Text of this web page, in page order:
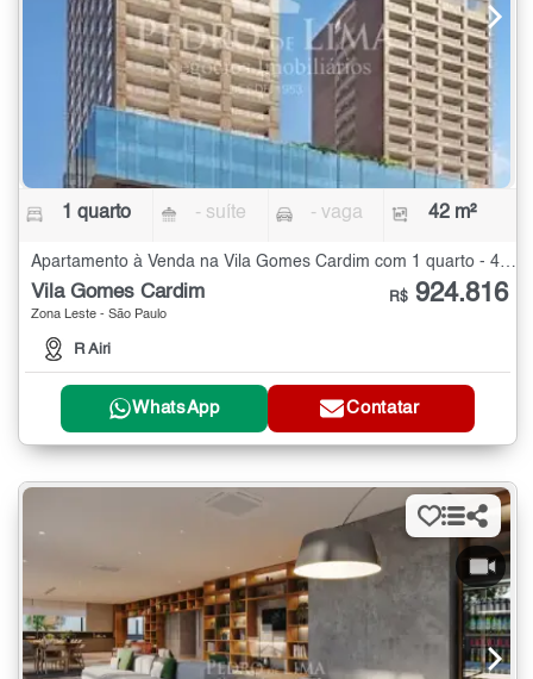
1 quarto - suíte - vaga 42 m²
Vila Gomes Cardim
Zona Leste - São Paulo
R Airi
R$ 924.816
WhatsApp Contatar